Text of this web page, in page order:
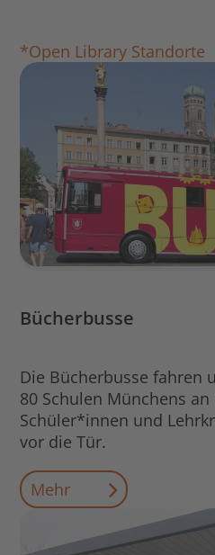
*Open Library Standorte
Bücherbusse
Die Bücherbusse fahren
80 Schulen Münchens
Schüler*innen und
vor die Tür.
Mehr